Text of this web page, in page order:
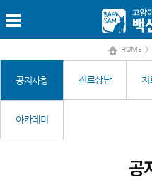
HOME >
공지사항 진료상담 치
아카데미
공